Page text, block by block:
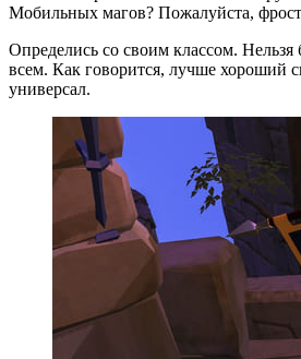
Мобильных магов? Пожалуйста,
Определись со своим классом.
всем. Как говорится, лучше хороший
универсал.